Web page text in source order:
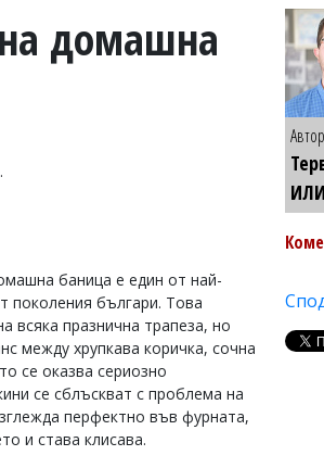
домашна
баница е един от най-
поколения българи. Това
всяка празнична трапеза, но
между хрупкава коричка, сочна
се оказва сериозно
се сблъскват с проблема на
перфектно във фурната,
и става клисава.
Автор